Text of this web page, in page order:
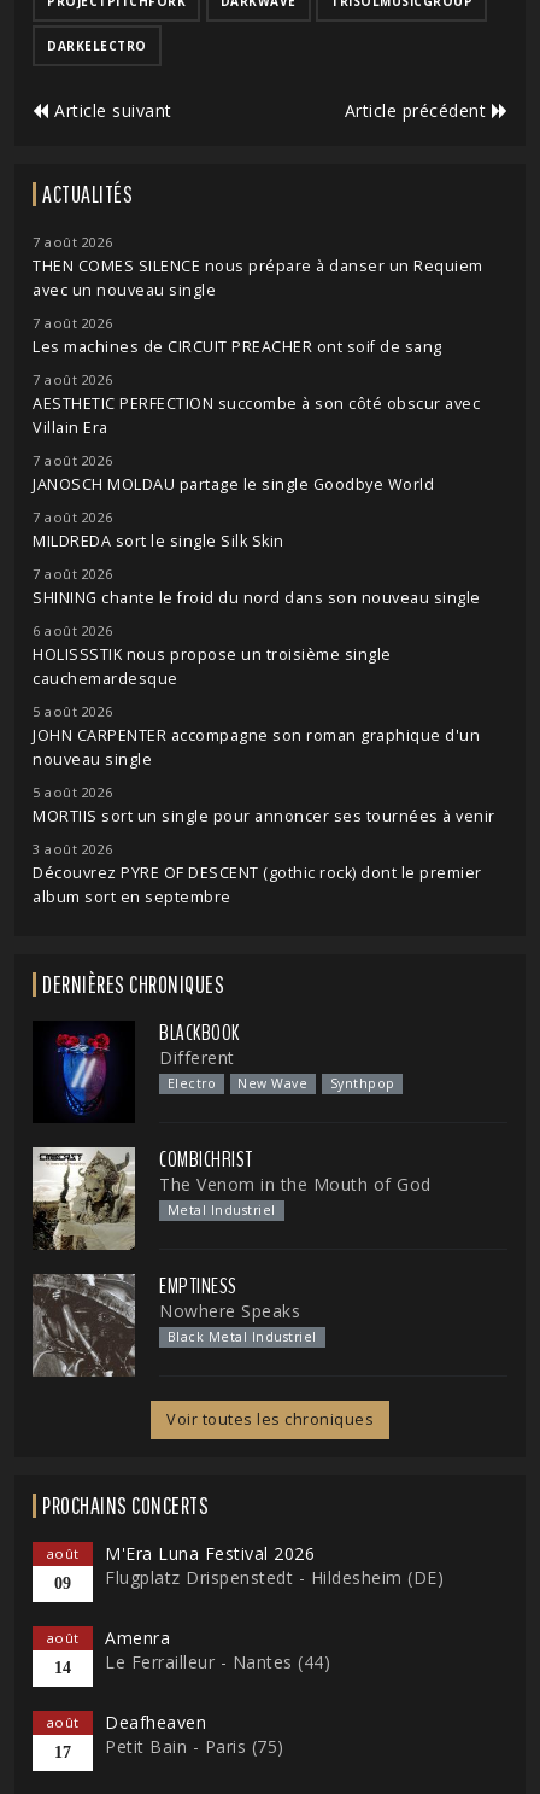
DARKELECTRO
Article suivant Article précédent
ACTUALITÉS
7 août 2026
THEN COMES SILENCE nous prépare à danser un Requiem
avec un nouveau single
7 août 2026
Les machines de CIRCUIT PREACHER ont soif de sang
7 août 2026
AESTHETIC PERFECTION succombe à son côté obscur avec
Villain Era
7 août 2026
JANOSCH MOLDAU partage le single Goodbye World
7 août 2026
MILDREDA sort le single Silk Skin
7 août 2026
SHINING chante le froid du nord dans son nouveau single
6 août 2026
HOLISSSTIK nous propose un troisième single
cauchemardesque
5 août 2026
JOHN CARPENTER accompagne son roman graphique d'un
nouveau single
5 août 2026
MORTIIS sort un single pour annoncer ses tournées à venir
3 août 2026
Découvrez PYRE OF DESCENT (gothic rock) dont le premier
album sort en septembre
DERNIÈRES CHRONIQUES
BLACKBOOK
Different
Electro New Wave Synthpop
COMBICHRIST
The Venom in the Mouth of God
Metal Industriel
EMPTINESS
Nowhere Speaks
Black Metal Industriel
Voir toutes les chroniques
PROCHAINS CONCERTS
août
09
M'Era Luna Festival 2026
Flugplatz Drispenstedt - Hildesheim (DE)
août
14
Amenra
Le Ferrailleur - Nantes (44)
août
17
Deafheaven
Petit Bain - Paris (75)